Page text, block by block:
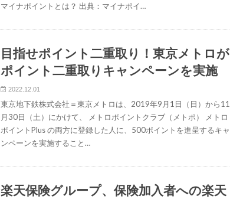
マイナポイントとは？ 出典：マイナポイ…
目指せポイント二重取り！東京メトロが
ポイント二重取りキャンペーンを実施
2022.12.01
東京地下鉄株式会社＝東京メトロは、2019年9月1日（日）から11
月30日（土）にかけて、 メトロポイントクラブ（メトポ） メトロ
ポイントPlus の両方に登録した人に、500ポイントを進呈するキャ
ンペーンを実施すること…
楽天保険グループ、保険加入者への楽天